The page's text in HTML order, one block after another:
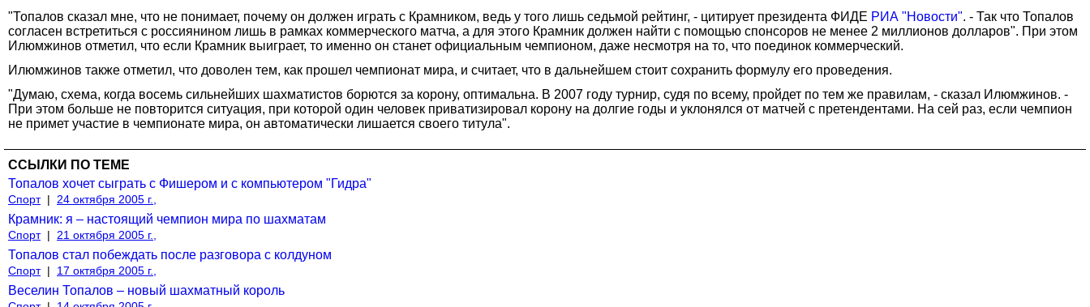
"Топалов сказал мне, что не понимает, почему он должен играть с Крамником, ведь у того лишь седьмой рейтинг, - цитирует президента ФИДЕ РИА "Новости". - Так что Топалов
согласен встретиться с россиянином лишь в рамках коммерческого матча, а для этого Крамник должен найти с помощью спонсоров не менее 2 миллионов долларов". При этом
Илюмжинов отметил, что если Крамник выиграет, то именно он станет официальным чемпионом, даже несмотря на то, что поединок коммерческий.
Илюмжинов также отметил, что доволен тем, как прошел чемпионат мира, и считает, что в дальнейшем стоит сохранить формулу его проведения.
"Думаю, схема, когда восемь сильнейших шахматистов борются за корону, оптимальна. В 2007 году турнир, судя по всему, пройдет по тем же правилам, - сказал Илюмжинов. -
При этом больше не повторится ситуация, при которой один человек приватизировал корону на долгие годы и уклонялся от матчей с претендентами. На сей раз, если чемпион
не примет участие в чемпионате мира, он автоматически лишается своего титула".
ССЫЛКИ ПО ТЕМЕ
Топалов хочет сыграть с Фишером и с компьютером "Гидра"
Спорт | 24 октября 2005 г.,
Крамник: я – настоящий чемпион мира по шахматам
Спорт | 21 октября 2005 г.,
Топалов стал побеждать после разговора с колдуном
Спорт | 17 октября 2005 г.,
Веселин Топалов – новый шахматный король